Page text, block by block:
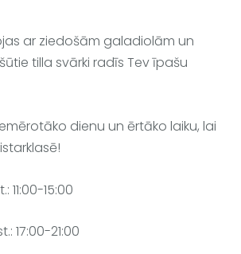
ar ziedošām galadiolām un
tilla svārki radīs Tev īpašu
dienu un ērtāko laiku, lai
11:00-15:00
17:00-21:00